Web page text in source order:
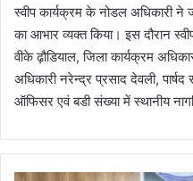
स्वीप कार्यक्रम के नोडल अधिकारी ने
का आभार व्यक्त किया। इस दौरान
वीके ढ़ौडियाल, जिला कार्यक्रम
अधिकारी नरेन्द्र प्रसाद देवली,
ऑफिसर एवं बडी संख्या में स्थानीय